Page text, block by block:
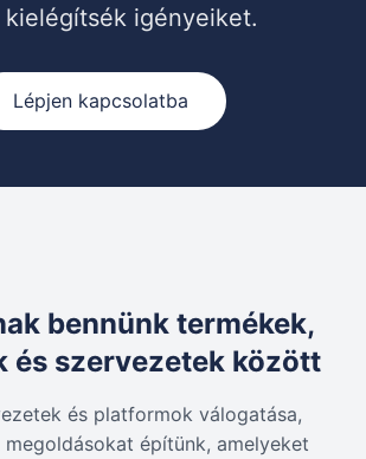
kielégítsék igényeiket.
Lépjen kapcsolatba
bennünk termékek,
és szervezetek között
és platformok válogatása,
megoldásokat építünk, amelyeket